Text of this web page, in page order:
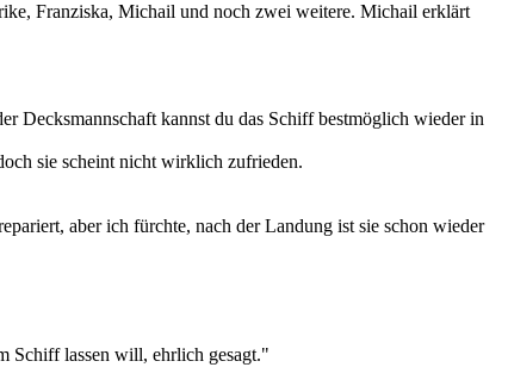
Franziska, Michail und noch zwei weitere. Michail erklärt
Decksmannschaft kannst du das Schiff bestmöglich wieder in
sie scheint nicht wirklich zufrieden.
aber ich fürchte, nach der Landung ist sie schon wieder
Schiff lassen will, ehrlich gesagt."